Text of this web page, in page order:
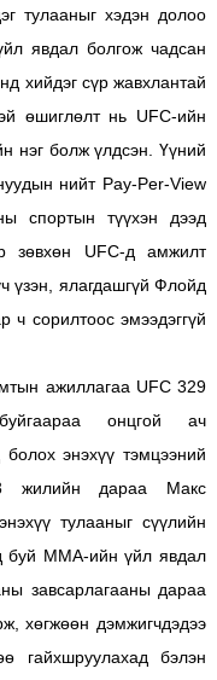
тулааныг хэдэн долоо
явдал болгож чадсан
хийдэг сүр жавхлантай
өшиглөлт нь UFC-ийн
нэг болж үлдсэн. Үүний
нийт Pay-Per-View
спортын түүхэн дээд
зөвхөн UFC-д амжилт
үзэн, ялагдашгүй Флойд
ч сорилтоос эмээдэггүй
ажиллагаа UFC 329
онцгой ач
энэхүү тэмцээний
жилийн дараа Макс
тулааныг сүүлийн
буй MMA-ийн үйл явдал
завсарлагааны дараа
хөгжөөн дэмжигчдэдээ
гайхшруулахад бэлэн